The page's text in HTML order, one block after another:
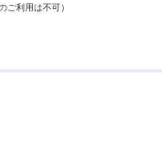
ご利用は不可）